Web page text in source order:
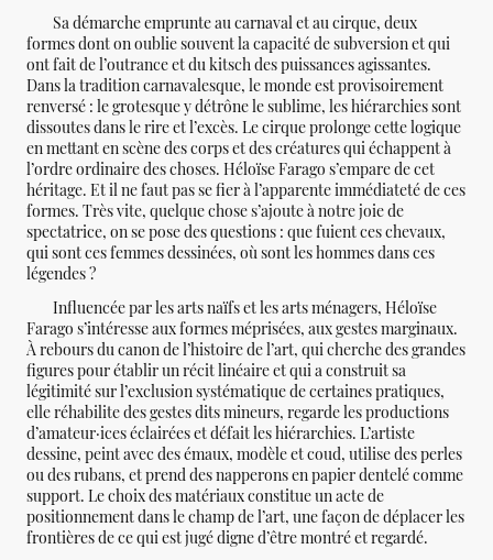
Sa démarche emprunte au carnaval et au cirque, deux
formes dont on oublie souvent la capacité de subversion et qui
ont fait de l’outrance et du kitsch des puissances agissantes.
Dans la tradition carnavalesque, le monde est provisoirement
renversé : le grotesque y détrône le sublime, les hiérarchies sont
dissoutes dans le rire et l’excès. Le cirque prolonge cette logique
en mettant en scène des corps et des créatures qui échappent à
l’ordre ordinaire des choses. Héloïse Farago s’empare de cet
héritage. Et il ne faut pas se fier à l’apparente immédiateté de ces
formes. Très vite, quelque chose s’ajoute à notre joie de
spectatrice, on se pose des questions : que fuient ces chevaux,
qui sont ces femmes dessinées, où sont les hommes dans ces
légendes ?
Influencée par les arts naïfs et les arts ménagers, Héloïse
Farago s’intéresse aux formes méprisées, aux gestes marginaux.
À rebours du canon de l’histoire de l’art, qui cherche des grandes
figures pour établir un récit linéaire et qui a construit sa
légitimité sur l’exclusion systématique de certaines pratiques,
elle réhabilite des gestes dits mineurs, regarde les productions
d’amateur·ices éclairées et défait les hiérarchies. L’artiste
dessine, peint avec des émaux, modèle et coud, utilise des perles
ou des rubans, et prend des napperons en papier dentelé comme
support. Le choix des matériaux constitue un acte de
positionnement dans le champ de l’art, une façon de déplacer les
frontières de ce qui est jugé digne d’être montré et regardé.